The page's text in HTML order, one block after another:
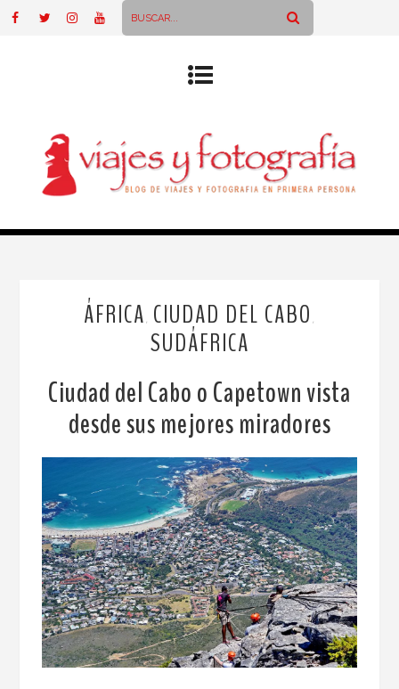
ÁFRICA CIUDAD DEL CABO
SUDÁFRICA
Ciudad del Cabo o Capetown vista
desde sus mejores miradores